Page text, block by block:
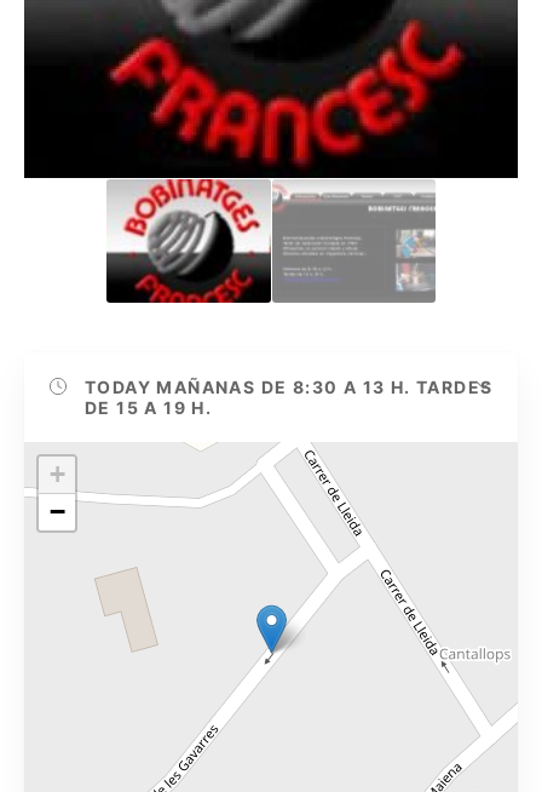
TODAY MAÑANAS DE 8:30 A 13 H. TARDES
DE 15 A 19 H.
+
−